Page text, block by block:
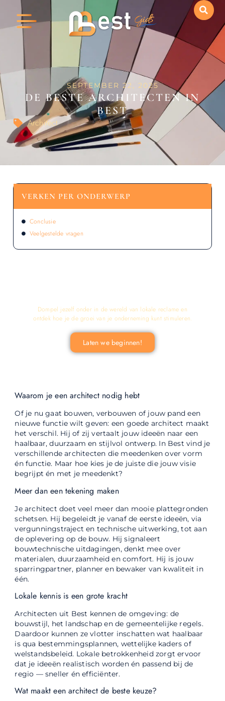
SEPTEMBER 22, 2025
DE BESTE ARCHITECTEN IN
BEST
Architect
Waarom je een architect nodig hebt
Of je nu gaat bouwen, verbouwen of jouw pand een
nieuwe functie wilt geven: een goede architect maakt
het verschil. Hij of zij vertaalt jouw ideeën naar een
haalbaar, duurzaam en stijlvol ontwerp. In Best vind je
verschillende architecten die meedenken over vorm
én functie. Maar hoe kies je de juiste die jouw visie
begrijpt én met je meedenkt?
Meer dan een tekening maken
Je architect doet veel meer dan mooie plattegronden
schetsen. Hij begeleidt je vanaf de eerste ideeën, via
vergunningstraject en technische uitwerking, tot aan
de oplevering op de bouw. Hij signaleert
bouwtechnische uitdagingen, denkt mee over
materialen, duurzaamheid en comfort. Hij is jouw
sparringpartner, planner en bewaker van kwaliteit in
één.
Lokale kennis is een grote kracht
Architecten uit Best kennen de omgeving: de
bouwstijl, het landschap en de gemeentelijke regels.
Daardoor kunnen ze vlotter inschatten wat haalbaar
is qua bestemmingsplannen, wettelijke kaders of
welstandsbeleid. Lokale betrokkenheid zorgt ervoor
dat je ideeën realistisch worden én passend bij de
regio — sneller én efficiënter.
Wat maakt een architect de beste keuze?
VERKEN PER ONDERWERP
Conclusie
Veelgestelde vragen
Dompel jezelf onder in de wereld van lokale reclame en
ontdek hoe je de groei van je onderneming kunt stimuleren.
Laten we beginnen!